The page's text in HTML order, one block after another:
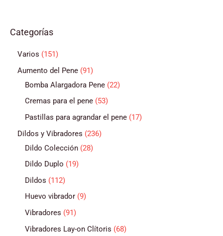
Categorías
Varios
151
Aumento del Pene 91
Bomba Alargadora Pene 22
Cremas para el pene 53
Pastillas para agrandar el pene 17
Dildos y Vibradores 236
Dildo Colección 28
Dildo Duplo
19
Dildos
112
Huevo vibrador 9
Vibradores 91
Vibradores Lay-on Clítoris
68